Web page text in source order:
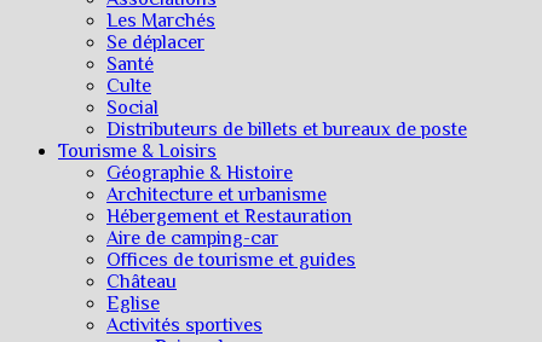
Les Marchés
Se déplacer
Santé
Culte
Social
Distributeurs de billets et bureaux de poste
Tourisme & Loisirs
Géographie & Histoire
Architecture et urbanisme
Hébergement et Restauration
Aire de camping-car
Offices de tourisme et guides
Château
Eglise
Activités sportives